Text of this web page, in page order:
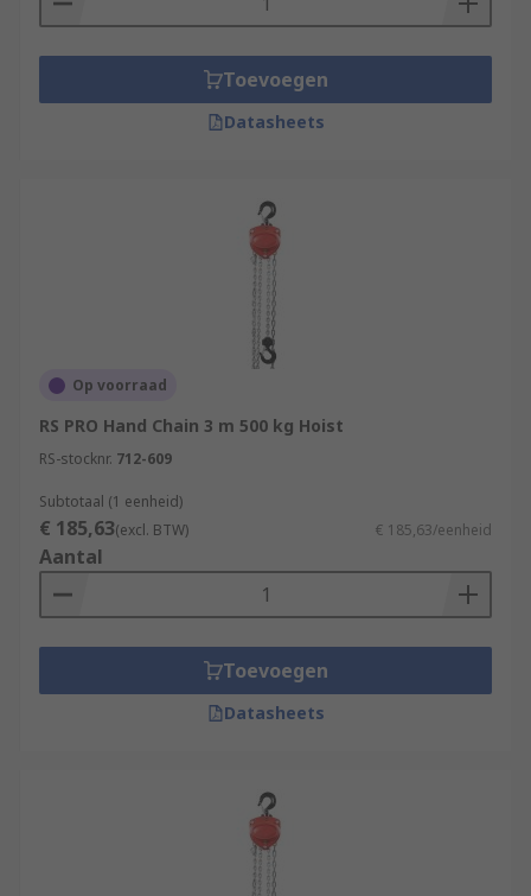
Toevoegen
Datasheets
Op voorraad
RS PRO Hand Chain 3 m 500 kg Hoist
RS-stocknr. 712-609
Subtotaal (1 eenheid)
€ 185,63(excl. BTW) € 185,63/eenheid
Aantal
Toevoegen
Datasheets